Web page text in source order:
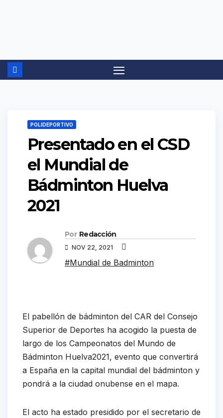
POLIDEPORTIVO
Presentado en el CSD
el Mundial de
Bádminton Huelva
2021
Por Redacción
NOV 22, 2021
#Mundial de Badminton
El pabellón de bádminton del CAR del Consejo
Superior de Deportes ha acogido la puesta de
largo de los Campeonatos del Mundo de
Bádminton Huelva2021, evento que convertirá
a España en la capital mundial del bádminton y
pondrá a la ciudad onubense en el mapa.
El acto ha estado presidido por el secretario de